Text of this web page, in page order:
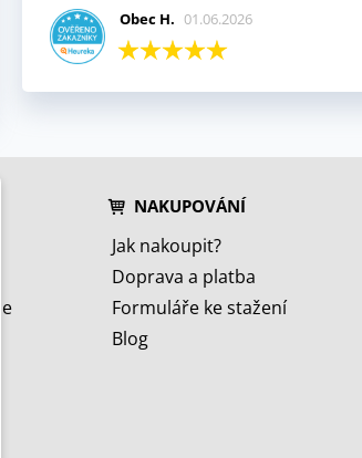
Obec H. 01.06.2026
NAKUPOVÁNÍ
Jak nakoupit?
Doprava a platba
Formuláře ke stažení
Blog